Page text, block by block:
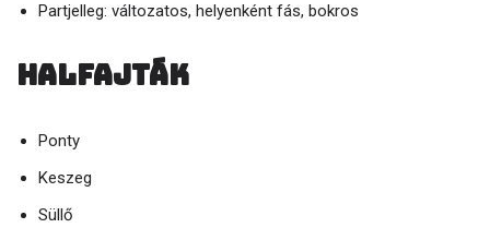
Partjelleg: változatos, helyenként fás, bokros
Halfajták
Ponty
Keszeg
Süllő